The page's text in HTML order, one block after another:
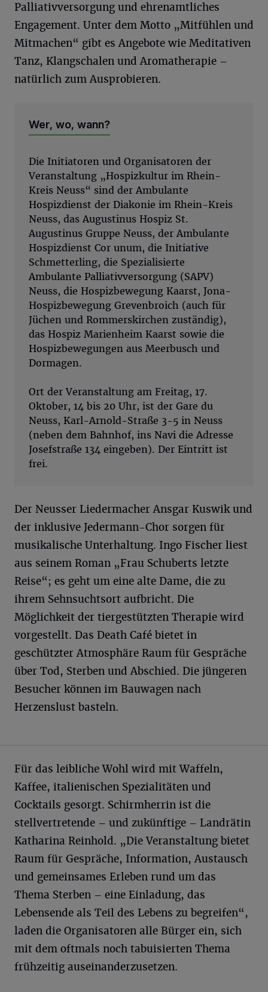
Palliativversorgung und ehrenamtliches
Engagement. Unter dem Motto „Mitfühlen und
Mitmachen“ gibt es Angebote wie Meditativen
Tanz, Klangschalen und Aromatherapie –
natürlich zum Ausprobieren.
Wer, wo, wann?
Die Initiatoren und Organisatoren der
Veranstaltung „Hospizkultur im Rhein-
Kreis Neuss“ sind der Ambulante
Hospizdienst der Diakonie im Rhein-Kreis
Neuss, das Augustinus Hospiz St.
Augustinus Gruppe Neuss, der Ambulante
Hospizdienst Cor unum, die Initiative
Schmetterling, die Spezialisierte
Ambulante Palliativversorgung (SAPV)
Neuss, die Hospizbewegung Kaarst, Jona-
Hospizbewegung Grevenbroich (auch für
Jüchen und Rommerskirchen zuständig),
das Hospiz Marienheim Kaarst sowie die
Hospizbewegungen aus Meerbusch und
Dormagen.
Ort der Veranstaltung am Freitag, 17.
Oktober, 14 bis 20 Uhr, ist der Gare du
Neuss, Karl-Arnold-Straße 3-5 in Neuss
(neben dem Bahnhof, ins Navi die Adresse
Josefstraße 134 eingeben). Der Eintritt ist
frei.
Der Neusser Liedermacher Ansgar Kuswik und
der inklusive Jedermann-Chor sorgen für
musikalische Unterhaltung. Ingo Fischer liest
aus seinem Roman „Frau Schuberts letzte
Reise“; es geht um eine alte Dame, die zu
ihrem Sehnsuchtsort aufbricht. Die
Möglichkeit der tiergestützten Therapie wird
vorgestellt. Das Death Café bietet in
geschützter Atmosphäre Raum für Gespräche
über Tod, Sterben und Abschied. Die jüngeren
Besucher können im Bauwagen nach
Herzenslust basteln.
Für das leibliche Wohl wird mit Waffeln,
Kaffee, italienischen Spezialitäten und
Cocktails gesorgt. Schirmherrin ist die
stellvertretende – und zukünftige – Landrätin
Katharina Reinhold. „Die Veranstaltung bietet
Raum für Gespräche, Information, Austausch
und gemeinsames Erleben rund um das
Thema Sterben – eine Einladung, das
Lebensende als Teil des Lebens zu begreifen“,
laden die Organisatoren alle Bürger ein, sich
mit dem oftmals noch tabuisierten Thema
frühzeitig auseinanderzusetzen.